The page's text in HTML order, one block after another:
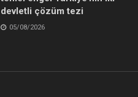
devletli çözüm tezi
05/08/2026